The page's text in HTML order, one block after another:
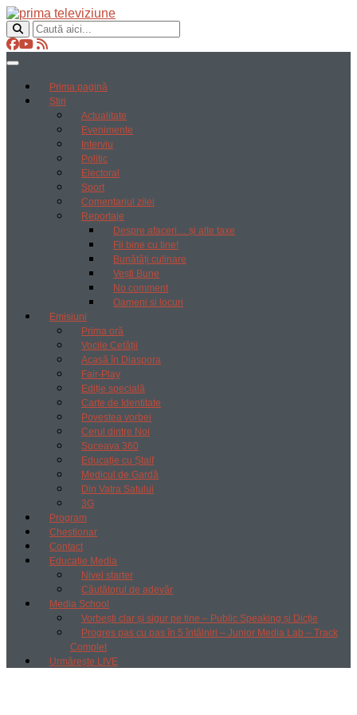
Prima pagină
Știri
Actualitate
Evenimente
Interviu
Politic
Electoral
Sport
Comentariul zilei
Reportaje
Despre afaceri… și alte taxe
Fii bine cu tine!
Bunătăți culinare
Vești Bune
No comment
Oameni si locuri
Emisiuni
Prima oră
Vocile Cetății
Acasă în Diaspora
Fair-Play
Ediție specială
Carte de Identitate
Povestea vorbei
Cerul dintre Noi
Suceava 360
Educație cu Ștaif
Medicul de Gardă
Din Vatra Satului
3G
Program
Chestionar
Contact
Educație Media
Nivel starter
Căutătorul de adevăr
Media School
Vorbești clar și sigur pe tine – Public Speaking și Dicție
Progres pas cu pas în 5 întâlniri – Junior Media Lab – Track
Complet
Urmărește LIVE